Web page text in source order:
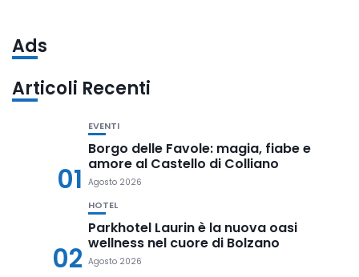
Ads
Articoli Recenti
01
EVENTI
Borgo delle Favole: magia, fiabe e
amore al Castello di Colliano
Agosto 2026
02
HOTEL
Parkhotel Laurin è la nuova oasi
wellness nel cuore di Bolzano
Agosto 2026